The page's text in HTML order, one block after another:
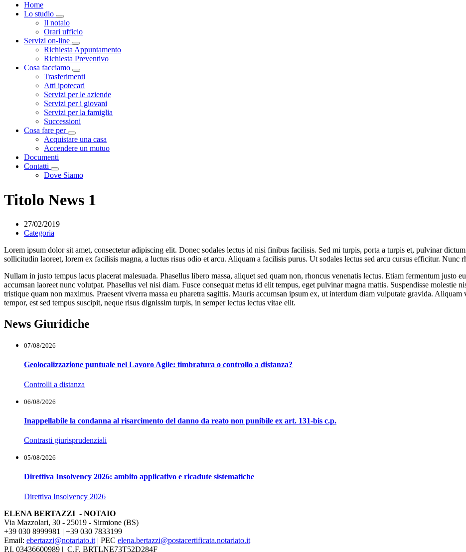
Home
Lo studio
Visualizza menù di secondo livello
Il notaio
Orari ufficio
Servizi on-line
Visualizza menù di secondo livello
Richiesta Appuntamento
Richiesta Preventivo
Cosa facciamo
Visualizza menù di secondo livello
Trasferimenti
Atti ipotecari
Servizi per le aziende
Servizi per i giovani
Servizi per la famiglia
Successioni
Cosa fare per
Visualizza menù di secondo livello
Acquistare una casa
Accendere un mutuo
Documenti
Contatti
Visualizza menù di secondo livello
Dove Siamo
Titolo News 1
27/02/2019
Categoria
Lorem ipsum dolor sit amet, consectetur adipiscing elit. Donec sodales lectus id nisi finibus facilisis. Sed mi turpis, porta a turpis et, pulvinar
sollicitudin laoreet, lorem ex facilisis magna, a luctus risus odio et arcu. Aliquam a facilisis purus. Ut sodales lectus sed arcu cursus efficitur. Nunc
Nullam in justo tempus lacus placerat malesuada. Phasellus libero massa, aliquet sed quam non, rhoncus venenatis lectus. Etiam fermentum justo
accumsan laoreet nunc volutpat. Phasellus vel nisi diam. Fusce consequat metus id elit tempus, eget pulvinar magna mattis. Suspendisse molestie
tristique quam non maximus. Praesent viverra massa eu pharetra sagittis. Mauris accumsan ipsum ex, ut interdum diam vulputate gravida.
tempor, est sed tempus suscipit, neque risus dignissim turpis, in semper lectus lectus vitae elit.
News Giuridiche
07/08/2026
Geolocalizzazione puntuale nel Lavoro Agile: timbratura o controllo a distanza?
Controlli a distanza
06/08/2026
Inappellabile la condanna al risarcimento del danno da reato non punibile ex art. 131-bis c.p.
Contrasti giurisprudenziali
05/08/2026
Direttiva Insolvency 2026: ambito applicativo e ricadute sistematiche
Direttiva Insolvency 2026
ELENA BERTAZZI - NOTAIO
Via Mazzolari, 30 - 25019 - Sirmione (BS)
+39 030 8999981 | +39 030 7833199
Email: ebertazzi@notariato.it | PEC elena.bertazzi@postacertificata.notariato.it
P.I. 03436600989 | C.F. BRTLNE73T52D284F